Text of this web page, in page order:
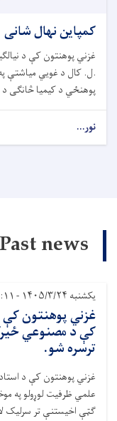
کمپاین نهال شانی
پوهنځي د کیمیا څانګی د
نور...
Past news
یکشنبه ۱۴۰۵/۳/۲۴ - ۱۴:۱۱
غزني پوهنتون کې
کې د مصنوعي
ترسره شو.
غزني پوهنتون کې د
علمي ظرفیت لوړولو په
ګټې اخیستنې تر سرلیک